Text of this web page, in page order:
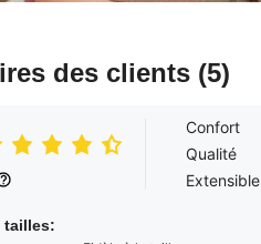
des clients (5)
Confort
Qualité
Extensible
tailles: